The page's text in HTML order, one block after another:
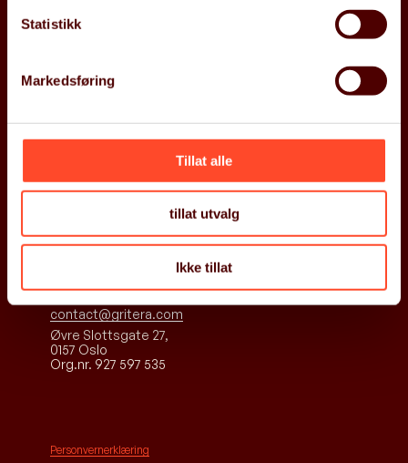
Statistikk
Markedsføring
Tillat alle
tillat utvalg
Ikke tillat
Om Gritera
Jobb med oss
Kurs
Åpenhetsloven
+47 934 48 515
contact@gritera.com
Øvre Slottsgate 27,
0157 Oslo
Org.nr. 927 597 535
Følg oss
Personvernerklæring